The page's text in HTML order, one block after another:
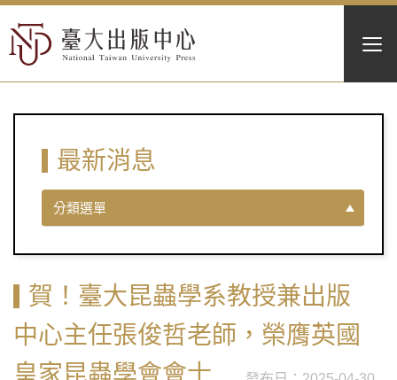
最新消息
分類選單
賀！臺大昆蟲學系教授兼出版
中心主任張俊哲老師，榮膺英國
皇家昆蟲學會會士